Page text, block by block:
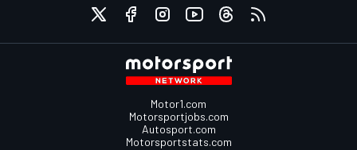
Motor1.com
Motorsportjobs.com
Autosport.com
Motorsportstats.com